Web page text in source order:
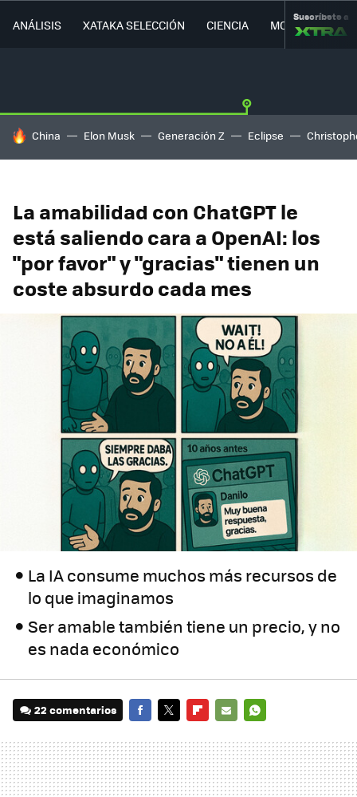
ANÁLISIS XATAKA SELECCIÓN CIENCIA MOVILIDAD
Suscríbete a
HOY SE HABLA DE
China Elon Musk Generación Z Eclipse
La amabilidad con ChatGPT le
está saliendo cara a OpenAI: los
"por favor" y "gracias" tienen un
coste absurdo cada mes
La IA consume muchos más recursos de
lo que imaginamos
Ser amable también tiene un precio, y no
es nada económico
22 comentarios
MAIL